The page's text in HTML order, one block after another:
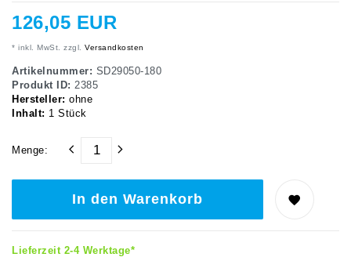
126,05 EUR
* inkl. MwSt. zzgl. Versandkosten
Artikelnummer: SD29050-180
Produkt ID: 2385
Hersteller: ohne
Inhalt: 1 Stück
Menge:
In den Warenkorb
Lieferzeit 2-4 Werktage*